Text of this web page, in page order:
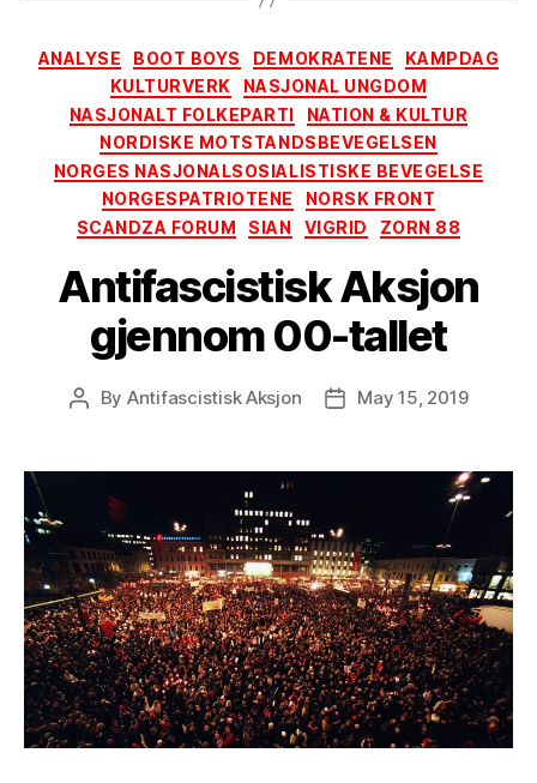
Categories
ANALYSE BOOT BOYS DEMOKRATENE
KAMPDAG
KULTURVERK
NASJONAL UNGDOM
NASJONALT FOLKEPARTI
NATION & KULTUR
NORDISKE MOTSTANDSBEVEGELSEN
NORGES NASJONALSOSIALISTISKE BEVEGELSE
NORGESPATRIOTENE
NORSK FRONT
SCANDZA FORUM
SIAN VIGRID ZORN 88
Antifascistisk Aksjon
gjennom 00-tallet
Post
By Antifascistisk Aksjon
PostMay 15, 2019